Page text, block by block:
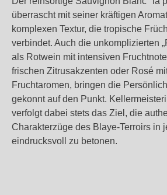
überrascht mit seiner kräftigen
komplexen Textur, die tropische
verbindet. Auch die unkomplizierten
als Rotwein mit intensiven
frischen Zitrusakzenten oder Rosé
Fruchtaromen, bringen die
gekonnt auf den Punkt.
verfolgt dabei stets das Ziel, die
Charakterzüge des Blaye-Terroirs in
eindrucksvoll zu betonen.